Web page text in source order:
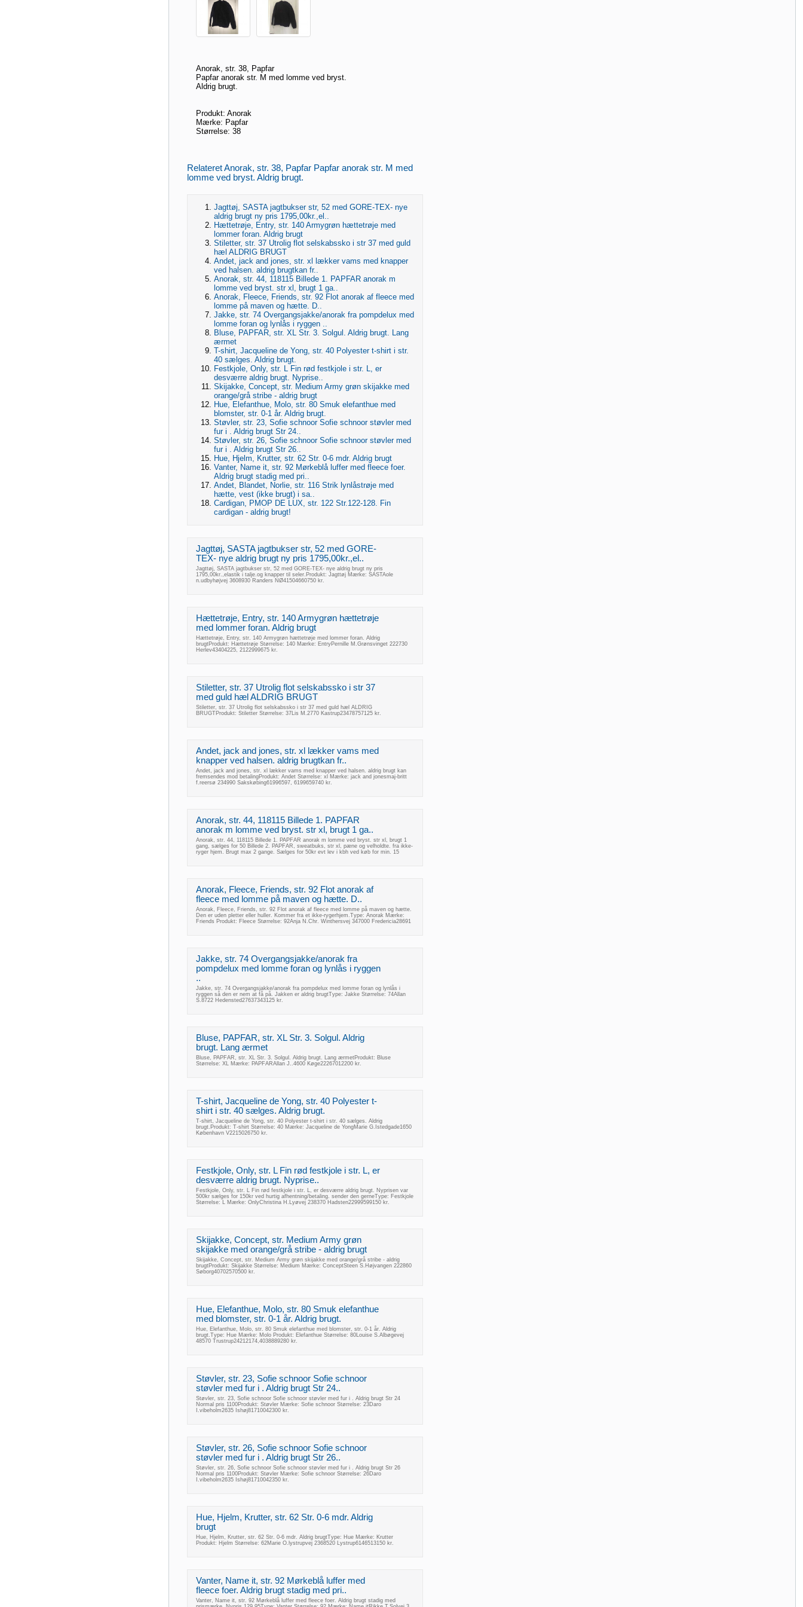
Anorak, str. 38, Papfar
Papfar anorak str. M med lomme ved bryst.
Aldrig brugt.
Produkt: Anorak
Mærke: Papfar
Størrelse: 38
Relateret Anorak, str. 38, Papfar Papfar anorak str. M med
lomme ved bryst. Aldrig brugt.
Jagttøj, SASTA jagtbukser str, 52 med GORE-TEX- nye
aldrig brugt ny pris 1795,00kr.,el..
Hættetrøje, Entry, str. 140 Armygrøn hættetrøje med
lommer foran. Aldrig brugt
Stiletter, str. 37 Utrolig flot selskabssko i str 37 med guld
hæl ALDRIG BRUGT
Andet, jack and jones, str. xl lækker vams med knapper
ved halsen. aldrig brugtkan fr..
Anorak, str. 44, 118115 Billede 1. PAPFAR anorak m
lomme ved bryst. str xl, brugt 1 ga..
Anorak, Fleece, Friends, str. 92 Flot anorak af fleece med
lomme på maven og hætte. D..
Jakke, str. 74 Overgangsjakke/anorak fra pompdelux med
lomme foran og lynlås i ryggen ..
Bluse, PAPFAR, str. XL Str. 3. Solgul. Aldrig brugt. Lang
ærmet
T-shirt, Jacqueline de Yong, str. 40 Polyester t-shirt i str.
40 sælges. Aldrig brugt.
Festkjole, Only, str. L Fin rød festkjole i str. L, er
desværre aldrig brugt. Nyprise..
Skijakke, Concept, str. Medium Army grøn skijakke med
orange/grå stribe - aldrig brugt
Hue, Elefanthue, Molo, str. 80 Smuk elefanthue med
blomster, str. 0-1 år. Aldrig brugt.
Støvler, str. 23, Sofie schnoor Sofie schnoor støvler med
fur i . Aldrig brugt Str 24..
Støvler, str. 26, Sofie schnoor Sofie schnoor støvler med
fur i . Aldrig brugt Str 26..
Hue, Hjelm, Krutter, str. 62 Str. 0-6 mdr. Aldrig brugt
Vanter, Name it, str. 92 Mørkeblå luffer med fleece foer.
Aldrig brugt stadig med pri..
Andet, Blandet, Norlie, str. 116 Strik lynlåstrøje med
hætte, vest (ikke brugt) i sa..
Cardigan, PMOP DE LUX, str. 122 Str.122-128. Fin
cardigan - aldrig brugt!
Jagttøj, SASTA jagtbukser str, 52 med GORE-
TEX- nye aldrig brugt ny pris 1795,00kr.,el..
Jagttøj, SASTA jagtbukser str, 52 med GORE-TEX- nye aldrig brugt ny pris
1795,00kr.,elastik i talje.og knapper til seler.Produkt: Jagttøj Mærke: SASTAole
n.udbyhøjvej 3608930 Randers NØ41504660750 kr.
Hættetrøje, Entry, str. 140 Armygrøn hættetrøje
med lommer foran. Aldrig brugt
Hættetrøje, Entry, str. 140 Armygrøn hættetrøje med lommer foran. Aldrig
brugtProdukt: Hættetrøje Størrelse: 140 Mærke: EntryPernille M.Grønsvinget 222730
Herlev43404225, 2122999675 kr.
Stiletter, str. 37 Utrolig flot selskabssko i str 37
med guld hæl ALDRIG BRUGT
Stiletter, str. 37 Utrolig flot selskabssko i str 37 med guld hæl ALDRIG
BRUGTProdukt: Stiletter Størrelse: 37Lis M.2770 Kastrup23478757125 kr.
Andet, jack and jones, str. xl lækker vams med
knapper ved halsen. aldrig brugtkan fr..
Andet, jack and jones, str. xl lækker vams med knapper ved halsen. aldrig brugt kan
fremsendes mod betalingProdukt: Andet Størrelse: xl Mærke: jack and jonesmaj-britt
f.reersø 234990 Sakskøbing61996597, 6199659740 kr.
Anorak, str. 44, 118115 Billede 1. PAPFAR
anorak m lomme ved bryst. str xl, brugt 1 ga..
Anorak, str. 44, 118115 Billede 1. PAPFAR anorak m lomme ved bryst. str xl, brugt 1
gang, sælges for 50 Billede 2. PAPFAR, sweatbuks, str xl, pæne og velholdte. fra ikke-
ryger hjem. Brugt max 2 gange. Sælges for 50kr evt lev i kbh ved køb for min. 15
Anorak, Fleece, Friends, str. 92 Flot anorak af
fleece med lomme på maven og hætte. D..
Anorak, Fleece, Friends, str. 92 Flot anorak af fleece med lomme på maven og hætte.
Den er uden pletter eller huller. Kommer fra et ikke-rygerhjem.Type: Anorak Mærke:
Friends Produkt: Fleece Størrelse: 92Anja N.Chr. Winthersvej 347000 Fredericia28691
Jakke, str. 74 Overgangsjakke/anorak fra
pompdelux med lomme foran og lynlås i ryggen
..
Jakke, str. 74 Overgangsjakke/anorak fra pompdelux med lomme foran og lynlås i
ryggen så den er nem at få på. Jakken er aldrig brugtType: Jakke Størrelse: 74Allan
S.8722 Hedensted27637343125 kr.
Bluse, PAPFAR, str. XL Str. 3. Solgul. Aldrig
brugt. Lang ærmet
Bluse, PAPFAR, str. XL Str. 3. Solgul. Aldrig brugt. Lang ærmetProdukt: Bluse
Størrelse: XL Mærke: PAPFARAllan J..4600 Køge22267012200 kr.
T-shirt, Jacqueline de Yong, str. 40 Polyester t-
shirt i str. 40 sælges. Aldrig brugt.
T-shirt, Jacqueline de Yong, str. 40 Polyester t-shirt i str. 40 sælges. Aldrig
brugt.Produkt: T-shirt Størrelse: 40 Mærke: Jacqueline de YongMarie G.Istedgade1650
København V2215026750 kr.
Festkjole, Only, str. L Fin rød festkjole i str. L, er
desværre aldrig brugt. Nyprise..
Festkjole, Only, str. L Fin rød festkjole i str. L, er desværre aldrig brugt. Nyprisen var
500kr sælges for 150kr ved hurtig afhentning/betaling. sender den gerneType: Festkjole
Størrelse: L Mærke: OnlyChristina H.Lyøvej 238370 Hadsten22999599150 kr.
Skijakke, Concept, str. Medium Army grøn
skijakke med orange/grå stribe - aldrig brugt
Skijakke, Concept, str. Medium Army grøn skijakke med orange/grå stribe - aldrig
brugtProdukt: Skijakke Størrelse: Medium Mærke: ConceptSteen S.Højvangen 222860
Søborg40702570500 kr.
Hue, Elefanthue, Molo, str. 80 Smuk elefanthue
med blomster, str. 0-1 år. Aldrig brugt.
Hue, Elefanthue, Molo, str. 80 Smuk elefanthue med blomster, str. 0-1 år. Aldrig
brugt.Type: Hue Mærke: Molo Produkt: Elefanthue Størrelse: 80Louise S.Albøgevej
48570 Trustrup24212174,4038889280 kr.
Støvler, str. 23, Sofie schnoor Sofie schnoor
støvler med fur i . Aldrig brugt Str 24..
Støvler, str. 23, Sofie schnoor Sofie schnoor støvler med fur i . Aldrig brugt Str 24
Normal pris 1100Produkt: Støvler Mærke: Sofie schnoor Størrelse: 23Daro
I.vibeholm2635 Ishøj81710042300 kr.
Støvler, str. 26, Sofie schnoor Sofie schnoor
støvler med fur i . Aldrig brugt Str 26..
Støvler, str. 26, Sofie schnoor Sofie schnoor støvler med fur i . Aldrig brugt Str 26
Normal pris 1100Produkt: Støvler Mærke: Sofie schnoor Størrelse: 26Daro
I.vibeholm2635 Ishøj81710042350 kr.
Hue, Hjelm, Krutter, str. 62 Str. 0-6 mdr. Aldrig
brugt
Hue, Hjelm, Krutter, str. 62 Str. 0-6 mdr. Aldrig brugtType: Hue Mærke: Krutter
Produkt: Hjelm Størrelse: 62Marie O.lystrupvej 2368520 Lystrup6146513150 kr.
Vanter, Name it, str. 92 Mørkeblå luffer med
fleece foer. Aldrig brugt stadig med pri..
Vanter, Name it, str. 92 Mørkeblå luffer med fleece foer. Aldrig brugt stadig med